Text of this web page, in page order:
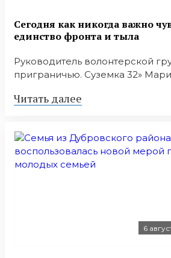
Сегодня как никогда важно
единство фронта и тыла
Руководитель волонтерской
приграничью. Суземка 32»
Читать далее
6